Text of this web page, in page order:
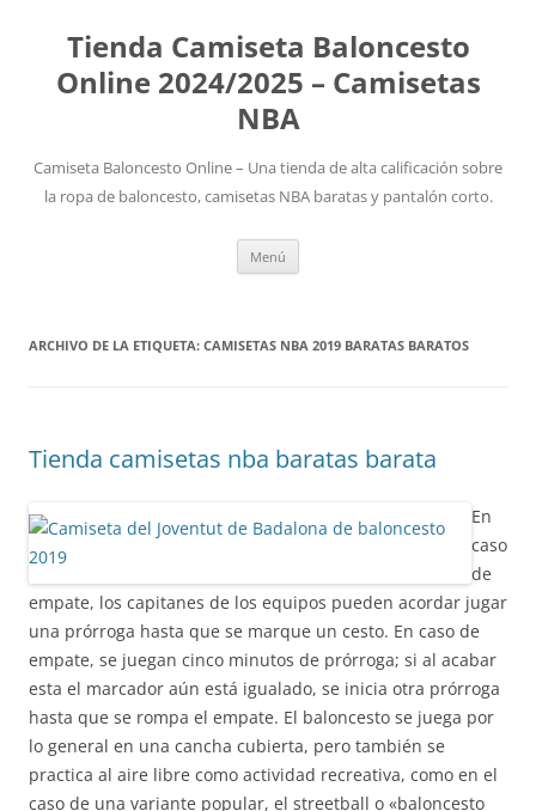
Tienda Camiseta Baloncesto
Online 2024/2025 – Camisetas
NBA
Camiseta Baloncesto Online – Una tienda de alta calificación sobre
la ropa de baloncesto, camisetas NBA baratas y pantalón corto.
Menú
ARCHIVO DE LA ETIQUETA: CAMISETAS NBA 2019 BARATAS BARATOS
Tienda camisetas nba baratas barata
En
caso
de
empate, los capitanes de los equipos pueden acordar jugar
una prórroga hasta que se marque un cesto. En caso de
empate, se juegan cinco minutos de prórroga; si al acabar
esta el marcador aún está igualado, se inicia otra prórroga
hasta que se rompa el empate. El baloncesto se juega por
lo general en una cancha cubierta, pero también se
practica al aire libre como actividad recreativa, como en el
caso de una variante popular, el streetball o «baloncesto